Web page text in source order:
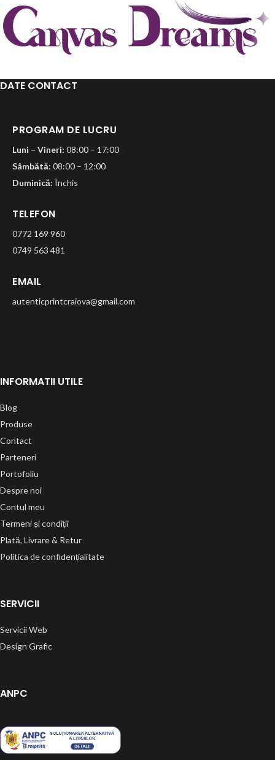
DATE CONTACT
PROGRAM DE LUCRU
Luni – Vineri: 08:00 – 17:00
Sâmbătă: 08:00 – 12:00
Duminică: Închis
TELEFON
0772 169 960
0749 563 481
EMAIL
autenticprintcraiova@gmail.com
INFORMATII UTILE
Blog
Produse
Contact
Parteneri
Portofoliu
Despre noi
Contul meu
Termeni și condiții
Plată, Livrare & Retur
Politica de confidențialitate
SERVICII
Servicii Web
Design Grafic
ANPC